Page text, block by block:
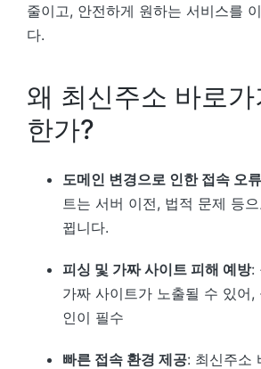
줄이고, 안전하게 원하는 서비스를
다.
왜 최신주소 바로가
한가?
도메인 변경으로 인한 접속 오
트는 서버 이전, 법적 문제 등
뀝니다.
피싱 및 가짜 사이트 피해 예방:
가짜 사이트가 노출될 수 있어
인이 필수
빠른 접속 환경 제공: 최신주소